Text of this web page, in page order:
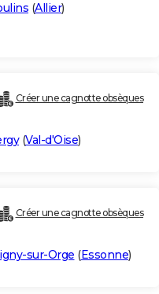
(Allier)
Créer une cagnotte obsèques
(Val-d'Oise)
Créer une cagnotte obsèques
sur-Orge (Essonne)